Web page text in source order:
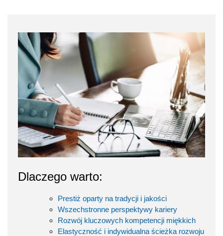
Dlaczego warto:
Prestiż oparty na tradycji i jakości
Wszechstronne perspektywy kariery
Rozwój kluczowych kompetencji miękkich
Elastyczność i indywidualna ścieżka rozwoju